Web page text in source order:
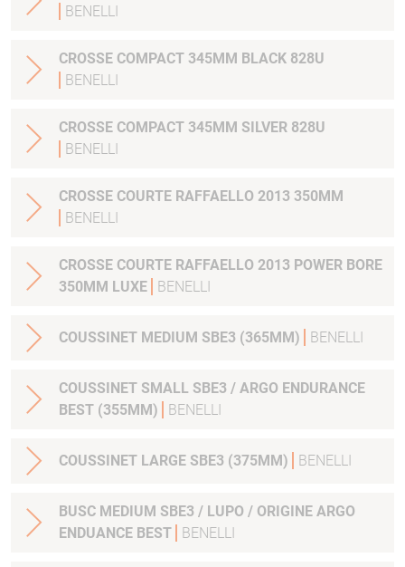
BENELLI
CROSSE COMPACT 345MM BLACK 828U
BENELLI
CROSSE COMPACT 345MM SILVER 828U
BENELLI
CROSSE COURTE RAFFAELLO 2013 350MM
BENELLI
CROSSE COURTE RAFFAELLO 2013 POWER BORE
350MM LUXE
BENELLI
COUSSINET MEDIUM SBE3 (365MM) BENELLI
COUSSINET SMALL SBE3 / ARGO ENDURANCE
BEST (355MM)
BENELLI
COUSSINET LARGE SBE3 (375MM) BENELLI
BUSC MEDIUM SBE3 / LUPO / ORIGINE ARGO
ENDUANCE BEST
BENELLI